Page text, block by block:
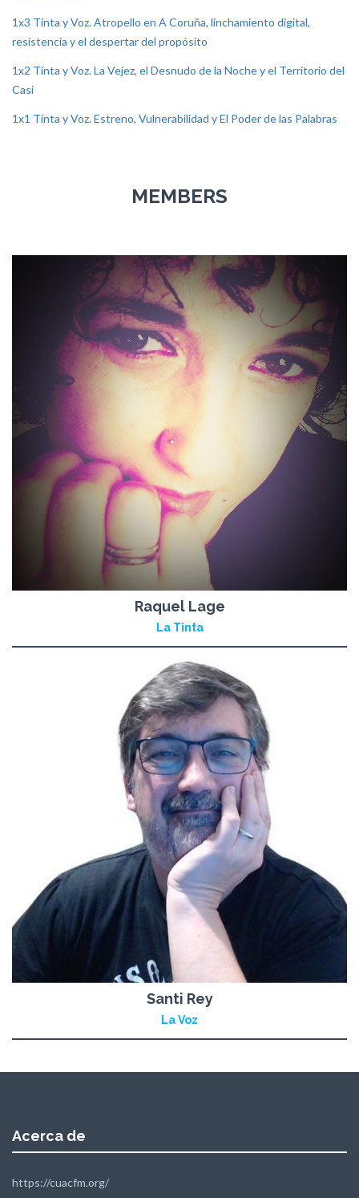
1x3 Tinta y Voz. Atropello en A Coruña, linchamiento digital,
resistencia y el despertar del propósito
1x2 Tinta y Voz. La Vejez, el Desnudo de la Noche y el Territorio del
Casi
1x1 Tinta y Voz. Estreno, Vulnerabilidad y El Poder de las Palabras
MEMBERS
Raquel Lage
La Tinta
Santi Rey
La Voz
Acerca de
https://cuacfm.org/